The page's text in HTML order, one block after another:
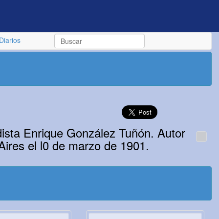
Diarios
Enrique González Tuñón. Autor
el l0 de marzo de 1901.